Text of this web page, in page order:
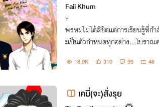
Faii Khum
Y
พรหมไม่ได้ลิขิตแต่การเรียนรู้ที่ก
ะเป็นตัวกำหนดทุกอย่าง…โบรา
18.9K 310 99 46
เคมี่(จะ)สั่งรุย